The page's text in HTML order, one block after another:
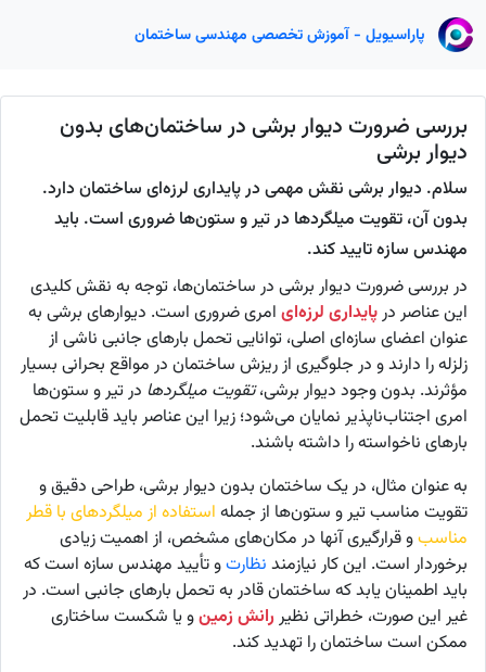
پاراسیویل - آموزش تخصصی مهندسی ساختمان
بررسی ضرورت دیوار برشی در ساختمان‌های بدون
دیوار برشی
سلام. دیوار برشی نقش مهمی در پایداری لرزه‌ای ساختمان دارد.
بدون آن، تقویت میلگردها در تیر و ستون‌ها ضروری است. باید
مهندس سازه تایید کند.
در بررسی ضرورت دیوار برشی در ساختمان‌ها، توجه به نقش کلیدی
این عناصر درپایداری لرزه‌ای امری ضروری است. دیوارهای برشی به
عنوان اعضای سازه‌ای اصلی، توانایی تحمل بارهای جانبی ناشی از
زلزله را دارند و در جلوگیری از ریزش ساختمان در مواقع بحرانی بسیار
مؤثرند. بدون وجود دیوار برشی،تقویت میلگردها در تیر و ستون‌ها
امری اجتناب‌ناپذیر نمایان می‌شود؛ زیرا این عناصر باید قابلیت تحمل
بارهای ناخواسته را داشته باشند.
به عنوان مثال، در یک ساختمان بدون دیوار برشی، طراحی دقیق و
تقویت مناسب تیر و ستون‌ها از جمله استفاده از میلگردهای با قطر
مناسبو قرارگیری آنها در مکان‌های مشخص، از اهمیت زیادی
برخوردار است. این کار نیازمند نظارتو تأیید مهندس سازه است که
باید اطمینان یابد که ساختمان قادر به تحمل بارهای جانبی است. در
غیر این صورت، خطراتی نظیررانش زمینو یا شکست ساختاری
ممکن است ساختمان را تهدید کند.